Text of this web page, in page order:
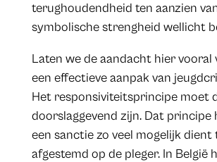
terughoudendheid ten aanzien
symbolische strengheid wellicht
Laten we de aandacht hier vooral
een effectieve aanpak van
Het responsiviteitsprincipe moet
doorslaggevend zijn. Dat
een sanctie zo veel mogelijk dient
afgestemd op de pleger. In België